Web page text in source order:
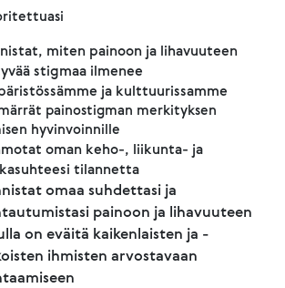
miten painoon ja lihavuuteen
stigmaa ilmenee
ja kulttuurissamme
painostigman merkityksen
hyvinvoinnille
oman keho-, liikunta- ja
tilannetta
omaa suhdettasi ja
painoon ja lihavuuteen
on eväitä kaikenlaisten ja -
ihmisten arvostavaan